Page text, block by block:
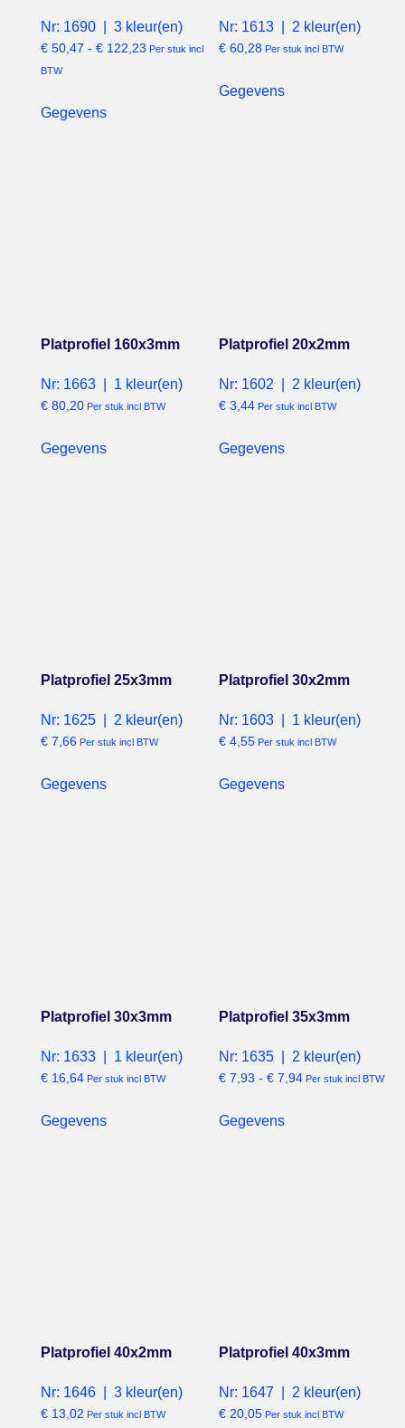
Nr: 1690 | 3 kleur(en)
€ 50,47 - € 122,23 Per stuk incl
BTW
Gegevens
Nr: 1613 | 2 kleur(en)
€60,28Per stuk incl BTW
Gegevens
Platprofiel 160x3mm
Nr: 1663 | 1 kleur(en)
€ 80,20 Per stuk incl BTW
Gegevens
Platprofiel 20x2mm
Nr: 1602 | 2 kleur(en)
€3,44Per stuk incl BTW
Gegevens
Platprofiel 25x3mm
Nr: 1625 | 2 kleur(en)
€ 7,66 Per stuk incl BTW
Gegevens
Platprofiel 30x2mm
Nr: 1603 | 1 kleur(en)
€4,55Per stuk incl BTW
Gegevens
Platprofiel 30x3mm
Nr: 1633 | 1 kleur(en)
€ 16,64 Per stuk incl BTW
Gegevens
Platprofiel 35x3mm
Nr: 1635 | 2 kleur(en)
€7,93 - €7,94Per stuk incl BTW
Gegevens
Platprofiel 40x2mm
Nr: 1646 | 3 kleur(en)
€ 13,02 Per stuk incl BTW
Platprofiel 40x3mm
Nr: 1647 | 2 kleur(en)
€20,05Per stuk incl BTW